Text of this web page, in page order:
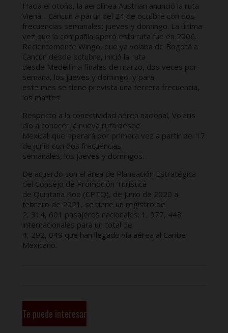
Hacia el otoño, la aerolínea Austrian anunció la ruta
Viena - Cancún a partir del 24 de octubre con dos
frecuencias semanales: jueves y domingo. La última
vez que la compañía operó esta ruta fue en 2006.
Recientemente Wingo, que ya volaba de Bogotá a
Cancún desde octubre, inició la ruta
desde Medellín a finales de marzo, dos veces por
semana, los jueves y domingo, y para
este mes se tiene prevista una tercera frecuencia,
los martes.
Respecto a la conectividad aérea nacional, Volaris
dio a conocer la nueva ruta desde
Mexicali que operará por primera vez a partir del 17
de junio con dos frecuencias
semanales, los jueves y domingos.
De acuerdo con el área de Planeación Estratégica
del Consejo de Promoción Turística
de Quintana Roo (CPTQ), de junio de 2020 a
febrero de 2021, se tiene un registro de
2, 314, 601 pasajeros nacionales; 1, 977, 448
internacionales para un total de
4, 292, 049 que han llegado vía aérea al Caribe
Mexicano.
Te puede interesar